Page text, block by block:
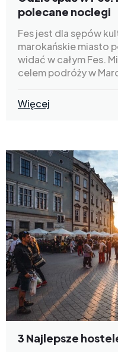
polecane noclegi
Fes jest dla sępów
marokańskie miasto
widać w całym Fes.
celem podróży w
Więcej
3 Najlepsze